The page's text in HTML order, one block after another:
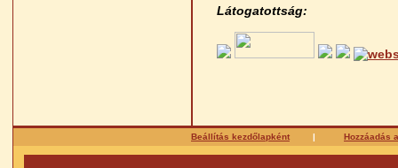
Látogatottság:
Beállítás kezdőlapként | Hozzáadás